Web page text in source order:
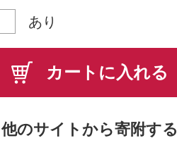
あり
カートに入れる
他のサイトから寄附する